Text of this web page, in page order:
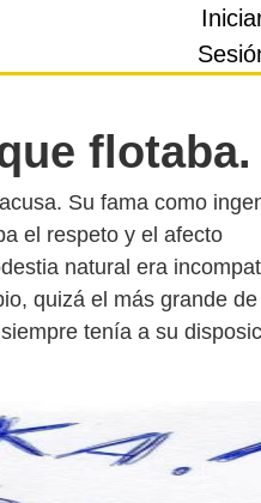
flotaba.
Su fama como
el respeto y el afecto
natural era
quizá el más grande
tenía a su